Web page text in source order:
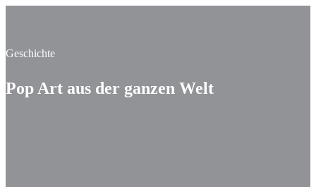
Geschichte
Pop Art aus der ganzen Welt